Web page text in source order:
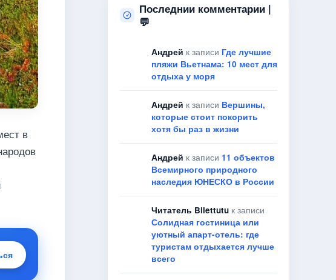
в
Последнии комментарии |
💬
Андрей к записи Где лучшие
пляжи Вьетнама: 10 мест для
отдыха у моря
Андрей к записи Вершины,
которые стоит покорить
хотя бы раз в жизни
Андрей к записи 11 объектов
Всемирного природного
наследия ЮНЕСКО в России
Читатель Bilettutu к записи
Солидная гостиница или
уютный апарт-отель: где
туристам отдыхается лучше
всего